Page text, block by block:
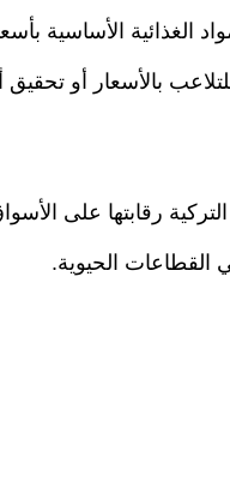
الغذائية الأساسية
بالأسعار أو
رقابتها على
القطاعات الحيوية.